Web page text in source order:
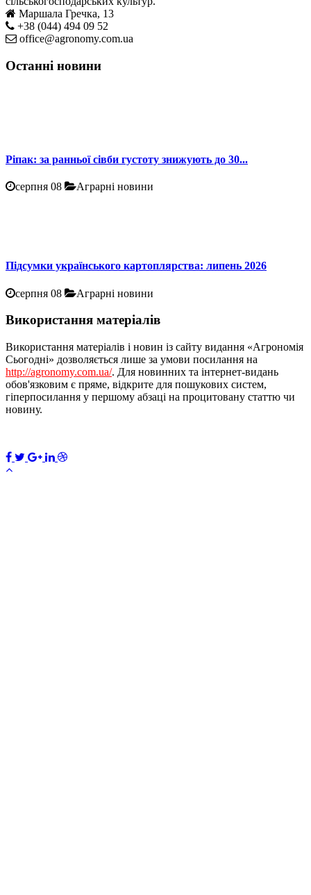
Маршала Гречка, 13
+38 (044) 494 09 52
office@agronomy.com.ua
Останні новини
Ріпак: за ранньої сівби густоту знижують до 30...
серпня 08 Аграрні новини
Підсумки українського картоплярства: липень 2026
серпня 08 Аграрні новини
Використання матеріалів
Використання матеріалів і новин із сайту видання «Агрономія
Сьогодні» дозволяється лише за умови посилання на
http://agronomy.com.ua/. Для новинних та інтернет-видань
обов'язковим є пряме, відкрите для пошукових систем,
гіперпосилання у першому абзаці на процитовану статтю чи
новину.